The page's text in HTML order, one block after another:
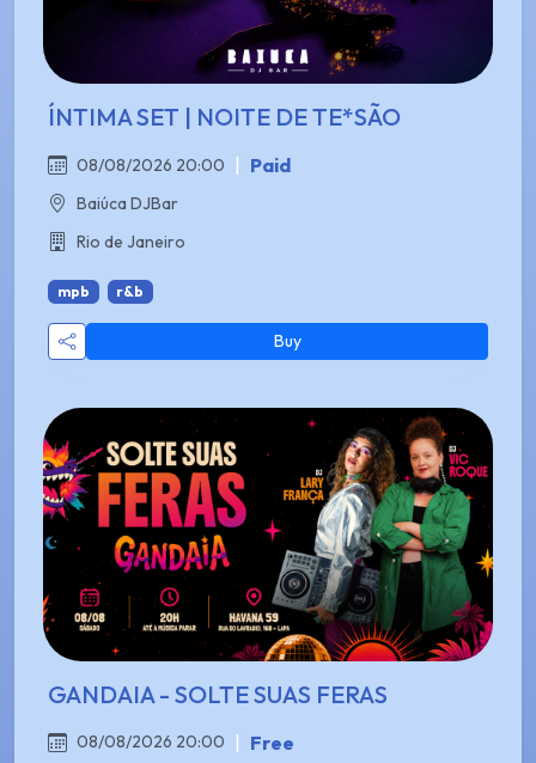
ÍNTIMA SET | NOITE DE TE*SÃO
08/08/2026 20:00 Paid
Baiúca DJBar
Rio de Janeiro
mpb r&b
Buy
GANDAIA - SOLTE SUAS FERAS
08/08/2026 20:00 | Free